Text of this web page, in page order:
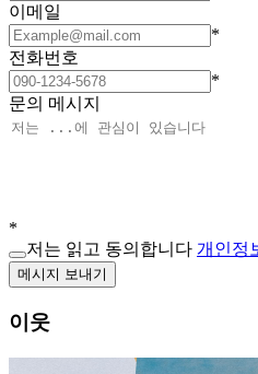
이메일
*
전화번호
*
문의 메시지
*
저는 읽고 동의합니다 개인정
메시지 보내기
이웃